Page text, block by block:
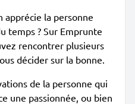
apprécie la personne
temps ? Sur Emprunte
rencontrer plusieurs
décider sur la bonne.
de la personne qui
une passionnée, ou bien